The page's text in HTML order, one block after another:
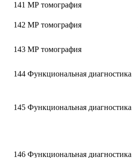
141 МР томография
142 МР томография
143 МР томография
144 Функциональная диагностика
145 Функциональная диагностика
146 Функциональная диагностика